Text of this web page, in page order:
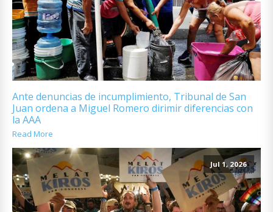
Ante denuncias de incumplimiento, Tribunal de San
Juan ordena a Miguel Romero dirimir diferencias con
la AAA
Read More
Jul 1, 2026